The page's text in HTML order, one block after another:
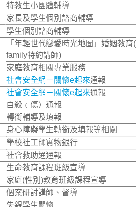
特教生小團體輔導
家長及學生個別諮商輔導
學生個別諮商輔導
「年輕世代戀愛時光地圖」婚姻教育
family特約講師)
家庭教育相關專業服務
社會安全網－關懷e起來通報
社會安全網－關懷e起來通報
自殺﹙傷）通報
轉銜輔導及填報
身心障礙學生轉銜及填報等相關
學校社工師實物銀行
社會救助通通報
生命教育課程班級宣導
家庭(性別)教育班級課程宣導
個案研討講師、督導
失親學生關懷